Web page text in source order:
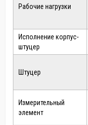
Рабочие нагрузки
Исполнение корпус-
штуцер
Штуцер
Измерительный
элемент